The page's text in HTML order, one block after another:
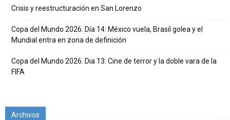
Crisis y reestructuración en San Lorenzo
Copa del Mundo 2026. Día 14: México vuela, Brasil golea y el
Mundial entra en zona de definición
Copa del Mundo 2026. Dia 13: Cine de terror y la doble vara de la
FIFA
Archivos